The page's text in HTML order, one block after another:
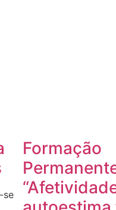
se
Formação